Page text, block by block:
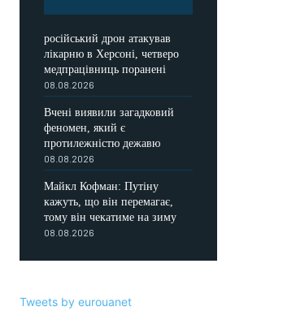
російський дрон атакував
лікарню в Херсоні, четверо
медпрацівниць поранені
08.08.2026
Вчені виявили загадковий
феномен, який є
протилежністю дежавю
08.08.2026
Майкл Кофман: Путіну
кажуть, що він перемагає,
тому він чекатиме на зиму
08.08.2026
Tweets by eurouanet